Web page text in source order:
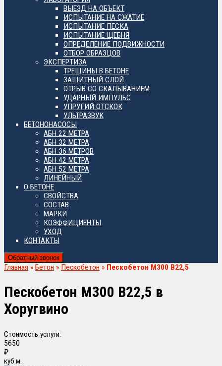
ВЫЕЗД НА ОБЪЕКТ
ИСПЫТАНИЕ НА СЖАТИЕ
ИСПЫТАНИЕ ПЕСКА
ИСПЫТАНИЕ ЩЕБНЯ
ОПРЕДЕЛЕНИЕ ПОДВИЖНОСТИ
ОТБОР ОБРАЗЦОВ
ЭКСПЕРТИЗА
ТРЕЩИНЫ В БЕТОНЕ
ЗАЩИТНЫЙ СЛОЙ
ОТРЫВ СО СКАЛЫВАНИЕМ
УДАРНЫЙ ИМПУЛЬС
УПРУГИЙ ОТСКОК
УЛЬТРАЗВУК
БЕТОНОНАСОСЫ
АБН 22 МЕТРА
АБН 32 МЕТРА
АБН 36 МЕТРОВ
АБН 42 МЕТРА
АБН 52 МЕТРА
ЛИНЕЙНЫЙ
О БЕТОНЕ
СВОЙСТВА
СОСТАВ
МАРКИ
КОЭФФИЦИЕНТЫ
УХОД
КОНТАКТЫ
Обратный звонок
Главная » Бетон » Пескобетон » Пескобетон М300 B22,5
Пескобетон М300 B22,5 в
Хоругвино
Стоимость услуги:
5650
₽
куб.м.